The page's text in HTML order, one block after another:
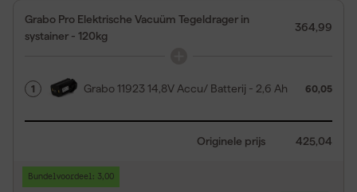
Grabo Pro Elektrische Vacuüm Tegeldrager in
systainer - 120kg
364,99
1 Grabo 11923 14,8V Accu/ Batterij - 2,6 Ah 60,05
Originele prijs 425,04
Bundelvoordeel: 3,00